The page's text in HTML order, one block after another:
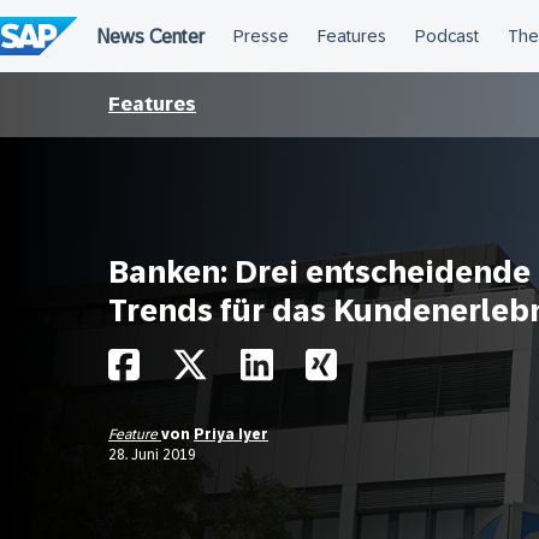
Features
Banken: Drei entscheidende
Trends für das
Featurevon Priya Iyer
28. Juni 2019